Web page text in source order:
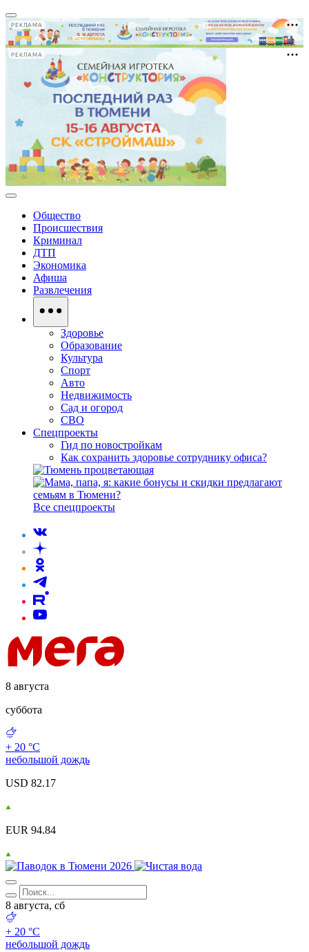
РЕКЛАМА
РЕКЛАМА
Общество
Происшествия
Криминал
ДТП
Экономика
Афиша
Развлечения
Здоровье
Образование
Культура
Спорт
Авто
Недвижимость
Сад и огород
СВО
Спецпроекты
Гид по новостройкам
Как сохранить здоровье сотруднику офиса?
Все спецпроекты
8 августа
суббота
+ 20 °С
небольшой дождь
USD 82.17
EUR 94.84
8 августа, сб
+ 20 °С
небольшой дождь